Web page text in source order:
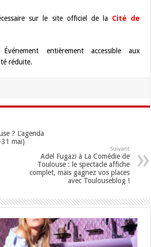
sur le site officiel de la Cité de
Événement entièrement accessible aux
réduite.
? L’agenda
mai)
Suivant
Adel Fugazi à La Comédie de
Toulouse : le spectacle affiche
complet, mais gagnez vos places
avec Toulouseblog !